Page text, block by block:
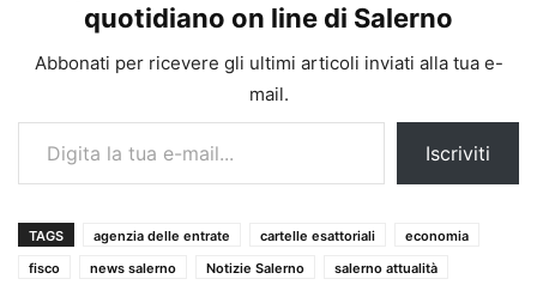
quotidiano on line di Salerno
Abbonati per ricevere gli ultimi articoli inviati alla tua e-
mail.
Digita la tua e-mail...
Iscriviti
TAGS agenzia delle entrate cartelle esattoriali
economia
fisco
news salerno Notizie Salerno
salerno attualità